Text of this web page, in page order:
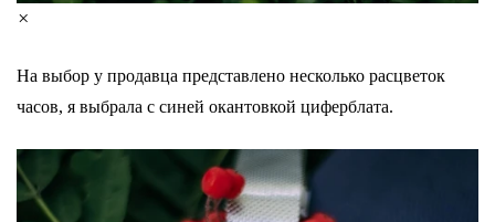
×
На выбор у продавца представлено несколько расцветок
часов, я выбрала с синей окантовкой циферблата.